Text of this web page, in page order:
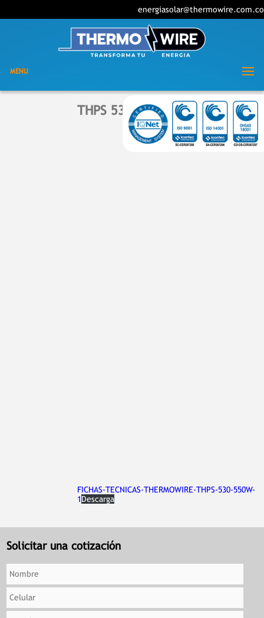
energiasolar@thermowire.com.co
MENU
THPS 530-550W
FICHAS-TECNICAS-THERMOWIRE-THPS-530-550W-
1Descarga
Solicitar una cotización